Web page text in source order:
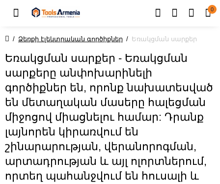
0
Ձեռքի էլեկտրական գործիքներ Եռակցման սարքեր
Եռակցման սարքեր - Եռակցման
սարքերը անփոխարինելի
գործիքներ են, որոնք նախատեսված
են մետաղական մասերը հալեցման
միջոցով միացնելու համար: Դրանք
լայնորեն կիրառվում են
շինարարության, վերանորոգման,
արտադրության և այլ ոլորտներում,
որտեղ պահանջվում են հուսալի և